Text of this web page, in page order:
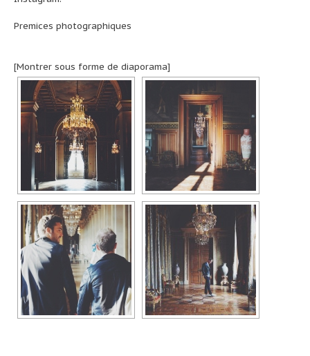
Premices photographiques
[Montrer sous forme de diaporama]